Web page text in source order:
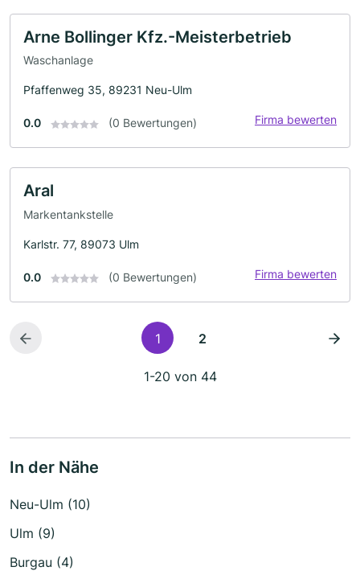
Arne Bollinger Kfz.-Meisterbetrieb
Waschanlage
Pfaffenweg 35, 89231 Neu-Ulm
0.0 (0 Bewertungen) Firma bewerten
Aral
Markentankstelle
Karlstr. 77, 89073 Ulm
0.0 (0 Bewertungen) Firma bewerten
1 2
1-20 von 44
In der Nähe
Neu-Ulm (10)
Ulm (9)
Burgau (4)